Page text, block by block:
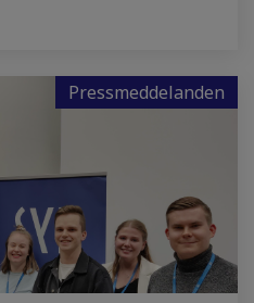
Pressmeddelanden